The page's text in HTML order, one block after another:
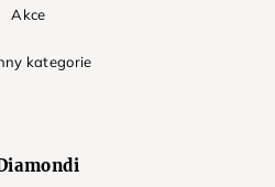
Akce
kategorie